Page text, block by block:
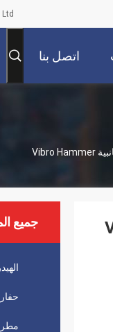
اتصل بنا
جميع